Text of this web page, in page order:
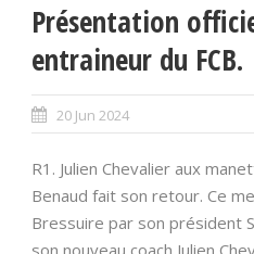
Présentation
entraineur du FCB.
20 Jun 2024
R1. Julien Chevalier aux
Benaud fait son retour. Ce
Bressuire par son président